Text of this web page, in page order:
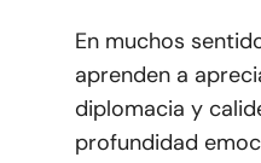
En muchos
aprenden a
diplomacia y
profundidad